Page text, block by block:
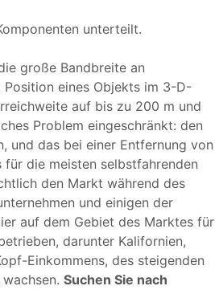
unterteilt.
große Bandbreite an
Position eines Objekts im 3-D-
auf bis zu 200 m und
Problem eingeschränkt: den
und das bei einer Entfernung von
die meisten selbstfahrenden
den Markt während des
und einigen der
auf dem Gebiet des Marktes für
darunter Kalifornien,
Einkommens, des steigenden
Suchen Sie nach